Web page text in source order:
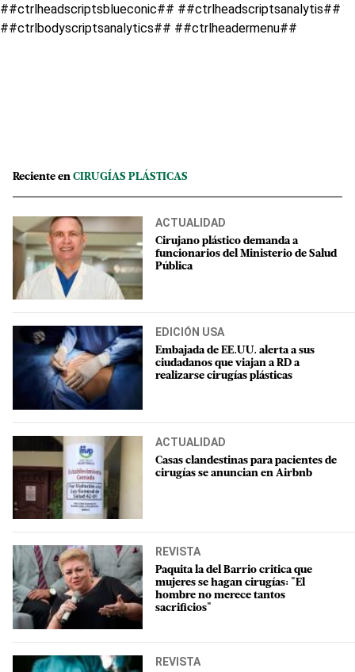
##ctrlheadscriptsblueconic## ##ctrlheadscriptsanalytis##
##ctrlbodyscriptsanalytics## ##ctrlheadermenu##
Reciente en CIRUGÍAS PLÁSTICAS
ACTUALIDAD
Cirujano plástico demanda a
funcionarios del Ministerio de Salud
Pública
EDICIÓN USA
Embajada de EE.UU. alerta a sus
ciudadanos que viajan a RD a
realizarse cirugías plásticas
ACTUALIDAD
Casas clandestinas para pacientes de
cirugías se anuncian en Airbnb
REVISTA
Paquita la del Barrio critica que
mujeres se hagan cirugías: "El
hombre no merece tantos
sacrificios"
REVISTA